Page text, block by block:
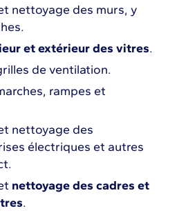
nettoyage des murs, y
et extérieur des vitres.
de ventilation.
rampes et
nettoyage des
électriques et autres
nettoyage des cadres et
.